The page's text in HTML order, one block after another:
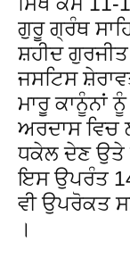
ਗੁਰੂ ਗ੍ਰੰਥ
ਸ਼ਹੀਦ
ਜਸਟਿਸ
ਮਾਰੂ ਕਾਨੂੰਨਾਂ
ਅਰਦਾਸ ਵਿਚ
ਧਕੇਲ ਦੇਣ ਉਤੇ
ਇਸ ਉਪਰੰਤ
ਵੀ ਉਪਰੋਕਤ
।